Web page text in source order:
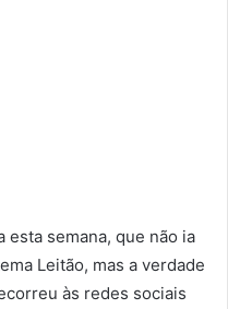
esta semana, que não ia
Leitão, mas a verdade
às redes sociais